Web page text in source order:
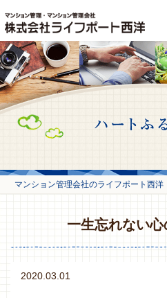
マンション管理会社のライフポート西洋
一生忘れない
2020.03.01